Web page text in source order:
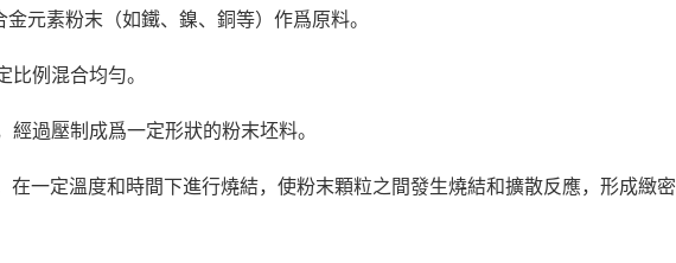
元素粉末（如鐵、鎳、銅等）作爲原料。
例混合均勻。
過壓制成爲一定形狀的粉末坯料。
在一定溫度和時間下進行燒結，使粉末顆粒之間發生燒結和擴散反應，形成緻密